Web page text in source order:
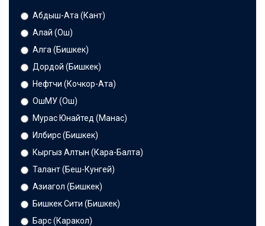
Абдыш-Ата (Кант)
Алай (Ош)
Алга (Бишкек)
Дордой (Бишкек)
Нефтчи (Кочкор-Ата)
ОшМУ (Ош)
Мурас Юнайтед (Манас)
Илбирс (Бишкек)
Кыргыз Алтын (Кара-Балта)
Талант (Беш-Кунгей)
Азиагол (Бишкек)
Бишкек Сити (Бишкек)
Барс (Каракол)